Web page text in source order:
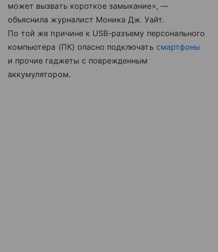
может вызвать короткое замыкание», —
объяснила журналист Моника Дж. Уайт.
По той же причине к USB-разъему персонального
компьютера (ПК) опасно подключать смартфоны
и прочие гаджеты с поврежденным
аккумулятором.